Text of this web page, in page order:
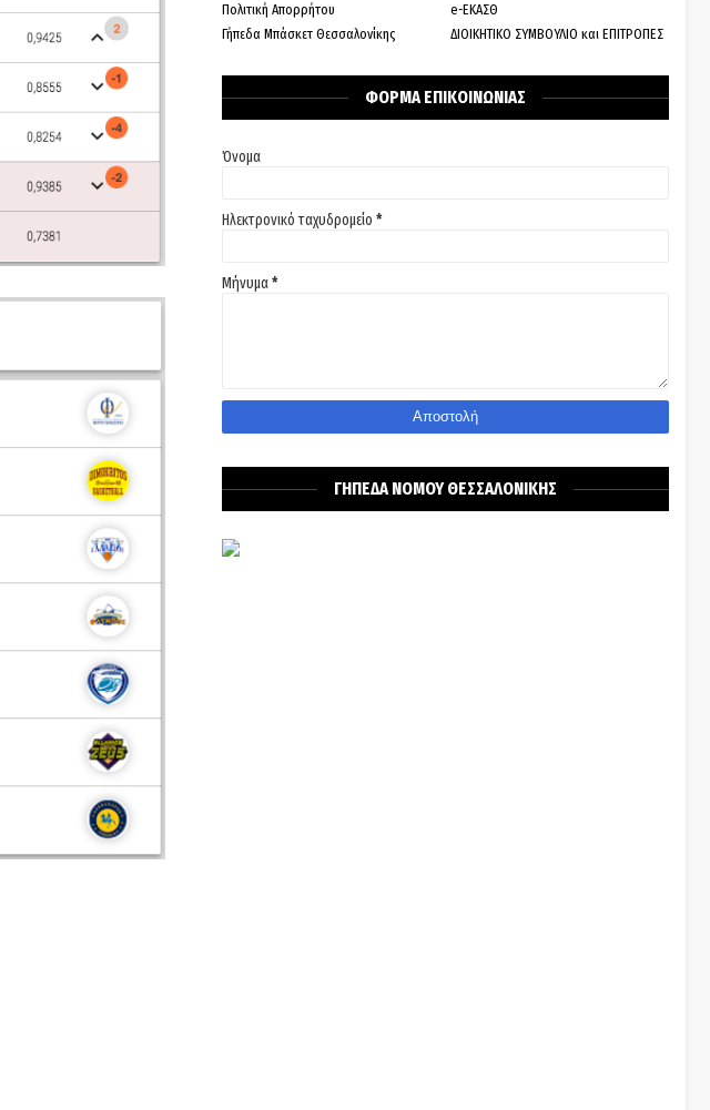
Πολιτική Απορρήτου
e-ΕΚΑΣΘ
Γήπεδα Μπάσκετ Θεσσαλονίκης
ΔΙΟΙΚΗΤΙΚΟ ΣΥΜΒΟΥΛΙΟ και ΕΠΙΤΡΟΠΕΣ
ΦΟΡΜΑ ΕΠΙΚΟΙΝΩΝΙΑΣ
Όνομα
Ηλεκτρονικό ταχυδρομείο *
Μήνυμα*
ΓΗΠΕΔΑ ΝΟΜΟΥ ΘΕΣΣΑΛΟΝΙΚΗΣ